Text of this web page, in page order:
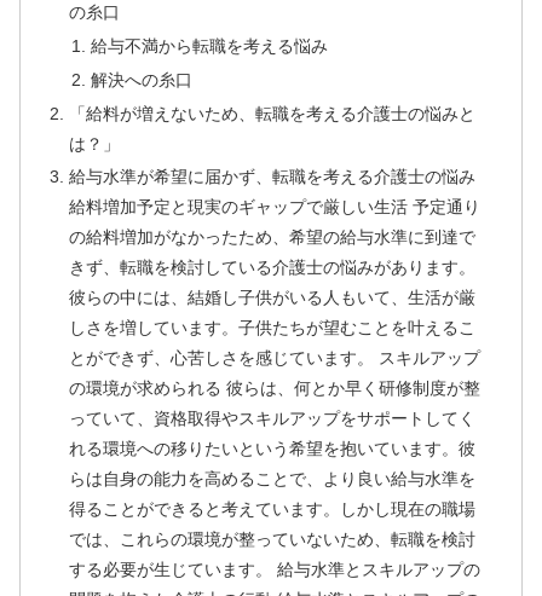
の糸口
給与不満から転職を考える悩み
解決への糸口
「給料が増えないため、転職を考える介護士の悩みと
は？」
給与水準が希望に届かず、転職を考える介護士の悩み
給料増加予定と現実のギャップで厳しい生活 予定通り
の給料増加がなかったため、希望の給与水準に到達で
きず、転職を検討している介護士の悩みがあります。
彼らの中には、結婚し子供がいる人もいて、生活が厳
しさを増しています。子供たちが望むことを叶えるこ
とができず、心苦しさを感じています。 スキルアップ
の環境が求められる 彼らは、何とか早く研修制度が整
っていて、資格取得やスキルアップをサポートしてく
れる環境への移りたいという希望を抱いています。彼
らは自身の能力を高めることで、より良い給与水準を
得ることができると考えています。しかし現在の職場
では、これらの環境が整っていないため、転職を検討
する必要が生じています。 給与水準とスキルアップの